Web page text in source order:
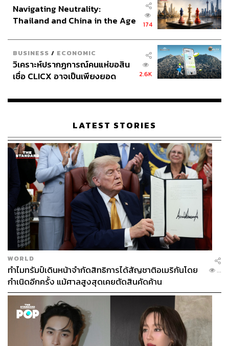
Navigating Neutrality:
Thailand and China in the Age
174
BUSINESS / ECONOMIC
วิเคราะห์ปรากฏการณ์คนแห่ขอสิน
เชื่อ CLICX อาจเป็นเพียงยอด
เรือนไทยที่ถูกซุกไว้
2.6K
LATEST STORIES
WORLD
ทำไมทรัมป์เดินหน้าจำกัดสิทธิการได้สัญชาติอเมริกันโดย
กำเนิดอีกครั้ง แม้ศาลสูงสุดเคยตัดสินคัดค้าน
...